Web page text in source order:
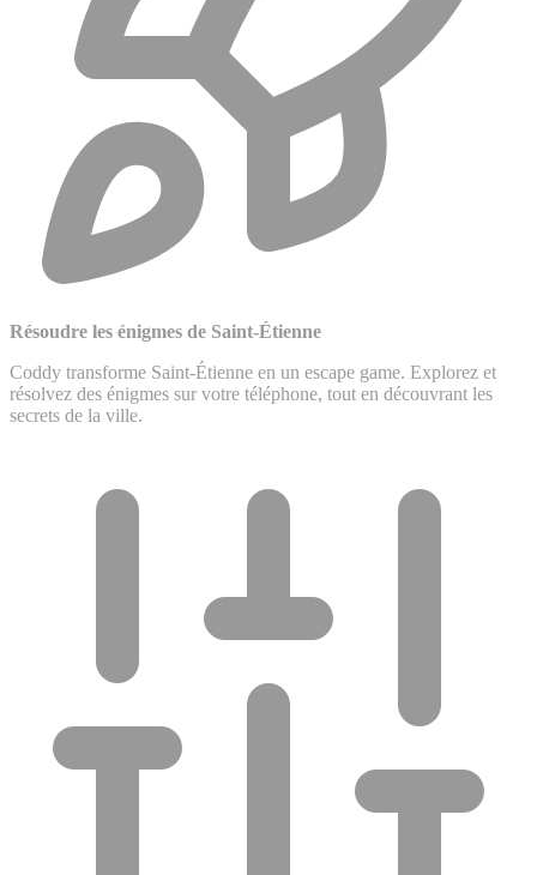
Résoudre les énigmes de Saint-Étienne
Coddy transforme Saint-Étienne en un escape game. Explorez et
résolvez des énigmes sur votre téléphone, tout en découvrant les
secrets de la ville.